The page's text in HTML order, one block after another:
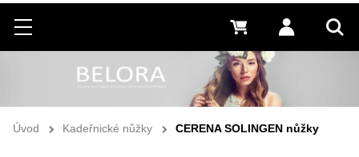
Hledat
Menu Přihlásit
0 Kč
Úvod Kadeřnické nůžky CERENA SOLINGEN nůžky